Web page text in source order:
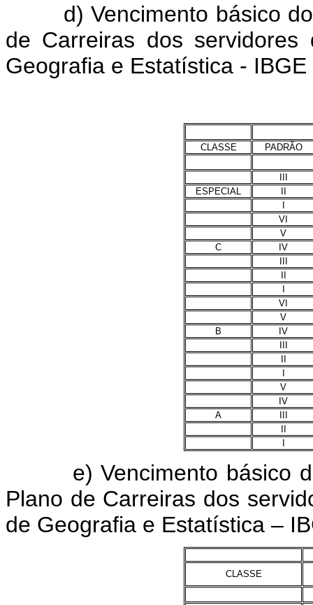
d) Vencimento básico dos
de Carreiras dos servidores
Geografia e Estatística -
CLASSE PADRÃO
III
ESPECIAL
II
I
VI
V
C
IV
III
II
I
VI
V
B
IV
III
II
I
V
IV
A
III
II
I
e) Vencimento básico
Plano de Carreiras dos
de Geografia e Estatística –
CLASSE